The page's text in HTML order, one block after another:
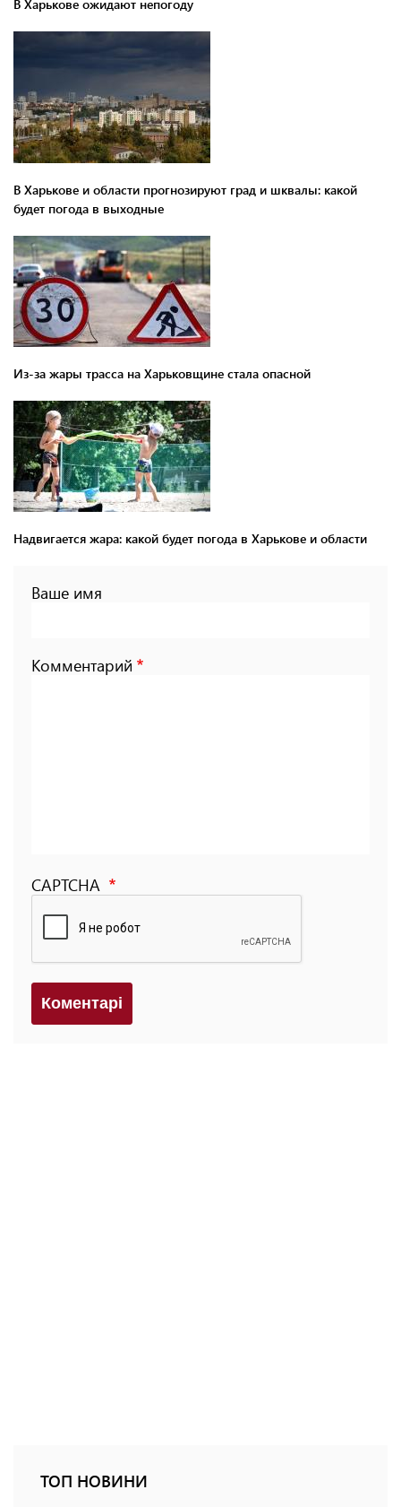
В Харькове ожидают непогоду
В Харькове и области прогнозируют град и шквалы: какой
будет погода в выходные
Из-за жары трасса на Харьковщине стала опасной
Надвигается жара: какой будет погода в Харькове и области
Ваше имя
Комментарий
CAPTCHA
Коментарi
ТОП НОВИНИ